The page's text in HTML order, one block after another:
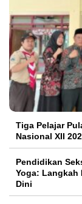
Tiga Pelajar
Nasional XII
Pendidikan
Yoga: Langkah
Dini